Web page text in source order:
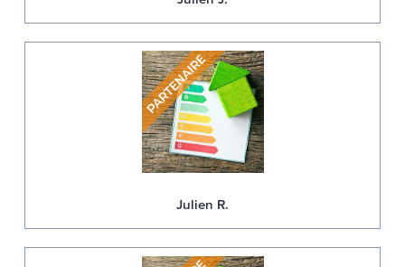
Julien R.